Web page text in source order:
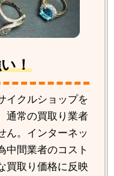
！
イクルショップを
通常の買取り業者
ん。インターネッ
中間業者のコスト
買取り価格に反映